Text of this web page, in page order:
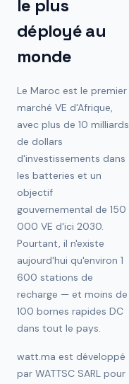
le plus
déployé au
monde
Le Maroc est le premier
marché VE d'Afrique,
avec plus de 10 milliards
de dollars
d'investissements dans
les batteries et un
objectif
gouvernemental de 150
000 VE d'ici 2030.
Pourtant, il n'existe
aujourd'hui qu'environ 1
600 stations de
recharge — et moins de
100 bornes rapides DC
dans tout le pays.
watt.ma est développé
par WATTSC SARL pour